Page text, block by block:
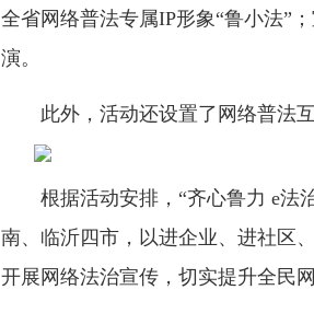
全省网络普法专属IP形象“鲁小法”
演。
此外，活动还设置了网络普法互
根据活动安排，“齐心鲁力 e法
南、临沂四市，以进企业、进社区
开展网络法治宣传，切实提升全民